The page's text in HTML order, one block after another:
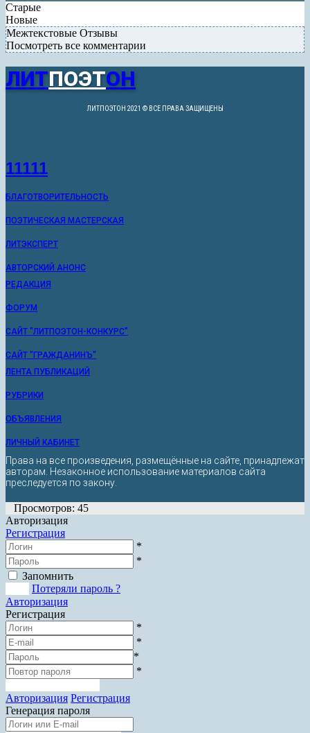
Старые
Новые
Межтекстовые Отзывы
Посмотреть все комментарии
ЛИТПОЭТОН
ЛИТПОЭТОН 2021 © ВСЕ ПРАВА ЗАЩИЩЕНЫ
11111
БЛАГОТВОРИТЕЛЬНОСТЬ
ПОЭТИЧЕСКАЯ МАСТЕРСКАЯ
ЛИТЭКСПЕРТ
АВТОРСКИЙ АНОНС
РЕДАКЦИЯ
ФОРУМ
САЙТ "ЛИТПОЭТОН-КОНКУРС"
САЙТ "ГРАЖДАНИНЪ"
ЛЕНТА ПУБЛИКАЦИЙ
РУБРИКИ
ОБЪЯВЛЕНИЯ
ЛИЧНЫЙ КАБИНЕТ
Права на все произведения, размещённые на сайте, принадлежат
авторам. Незаконное использование материалов сайта
преследуется по закону.
Просмотров: 45
Авторизация
Регистрация
*
*
Запомнить
Потеряли пароль ?
Авторизация
Регистрация
*
*
*
*
Авторизация Регистрация
Генерация пароля